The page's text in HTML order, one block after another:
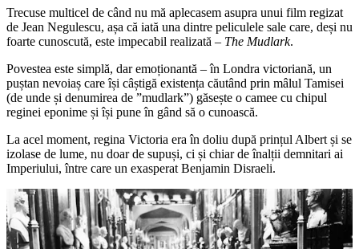
Trecuse multicel de când nu mă aplecasem asupra unui film regizat
de Jean Negulescu, așa că iată una dintre peliculele sale care, deși nu
foarte cunoscută, este impecabil realizată – The Mudlark.
Povestea este simplă, dar emoționantă – în Londra victoriană, un
puștan nevoiaș care își câștigă existența căutând prin mâlul Tamisei
(de unde și denumirea de ”mudlark”) găsește o camee cu chipul
reginei eponime și își pune în gând să o cunoască.
La acel moment, regina Victoria era în doliu după prințul Albert și se
izolase de lume, nu doar de supuși, ci și chiar de înalții demnitari ai
Imperiului, între care un exasperat Benjamin Disraeli.